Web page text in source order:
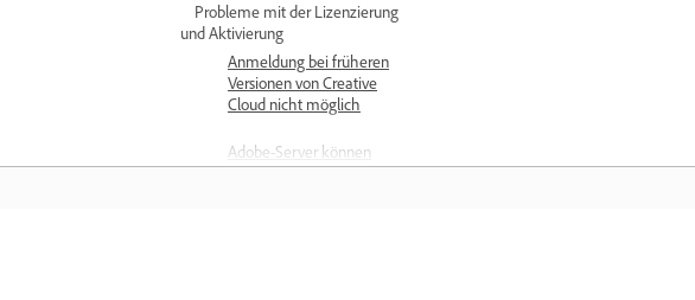
Probleme mit der Lizenzierung
und Aktivierung
Anmeldung bei früheren
Versionen von Creative
Cloud nicht möglich
Adobe-Server können
nicht erreicht werden